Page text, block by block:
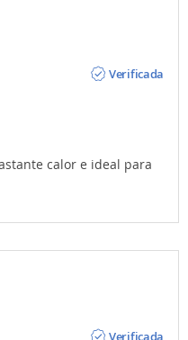
Verificada
calor e ideal para
Verificada